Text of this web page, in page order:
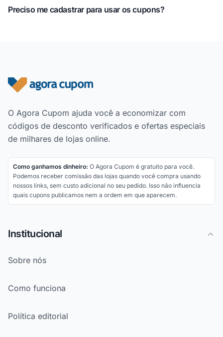
Preciso me cadastrar para usar os cupons?
Rodapé do site
O Agora Cupom ajuda você a economizar com
códigos de desconto verificados e ofertas especiais
de milhares de lojas online.
Como ganhamos dinheiro: O Agora Cupom é gratuito para você.
Podemos receber comissão das lojas quando você compra usando
nossos links, sem custo adicional no seu pedido. Isso não influencia
quais cupons publicamos nem a ordem em que aparecem.
Institucional
Sobre nós
Como funciona
Política editorial